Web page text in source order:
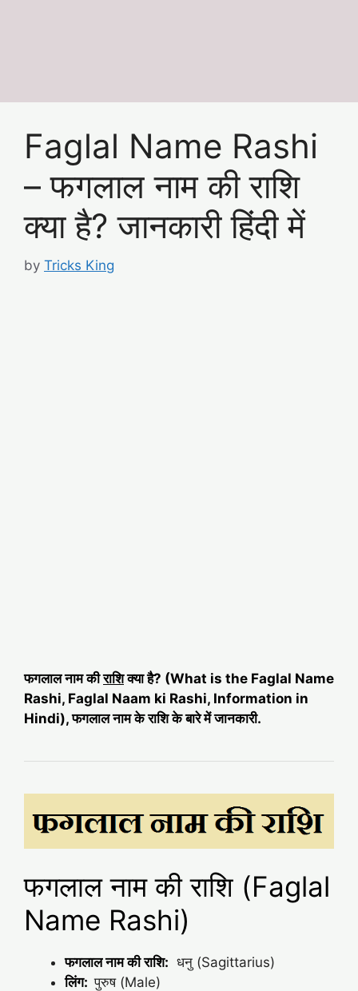
Faglal Name Rashi
– फगलाल नाम की राशि
क्या है? जानकारी हिंदी में
by Tricks King
फगलाल नाम कीराशिक्या है? (What is the Faglal Name
Rashi, Faglal Naam ki Rashi, Information in
Hindi), फगलाल नाम के राशि के बारे में जानकारी.
फगलाल नाम की राशि (Faglal
Name Rashi)
फगलाल नाम की राशि: धनु (Sagittarius)
लिंग: पुरुष (Male)